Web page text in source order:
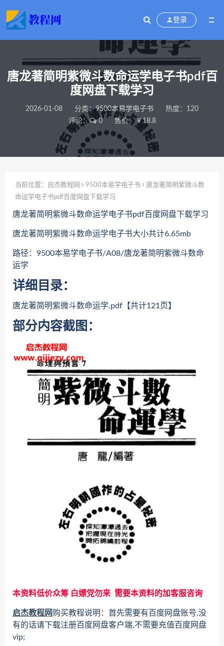
登录
唐龙著简明紫微斗数命运学电子书pdf百
度网盘下载学习
2026-01-08 分类：9500本易学电子书
热度：120
评论：
0 售价：￥18.8
当前位置： 启杰教程网 9500本易学电子书
唐龙著简明紫微斗数
命运学电子书pdf百度网盘下载学习
唐龙著简明紫微斗数命运学电子书pdf百度网盘下载学习
唐龙著简明紫微斗数命运学电子书大小共计6.65mb
路径：9500本易学电子书/A08/唐龙著简明紫微斗数命
运学
详细目录：
唐龙著简明紫微斗数命运学.pdf【共计121页】
部分内容截图：
本资料低价众筹 白嫖党勿来 需要本资料的加客服咨询
启杰教程网购买教程说明：首先需要有百度网盘账号,没
有的话请下载注册百度网盘客户端,不需要充值百度网盘
vip;